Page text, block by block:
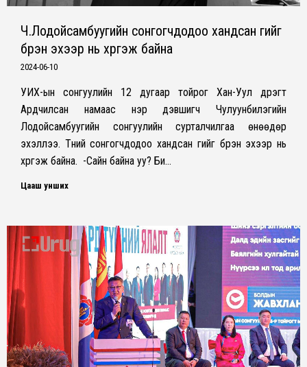
Ч.Лодойсамбуугийн сонгогчдодоо хандсан үгийг
бүрэн эхээр нь хүргэж байна
2024-06-10
УИХ-ын сонгуулийн 12 дугаар тойрог Хан-Уул дүүрэгт
Ардчилсан намаас нэр дэвшигч Чулуунбилэгийн
Лодойсамбуугийн сонгуулийн сурталчилгаа өнөөдөр
эхэллээ. Түүний сонгогчдодоо хандсан үгийг бүрэн эхээр нь
хүргэж байна. -Сайн байна уу? Би…
Цааш унших